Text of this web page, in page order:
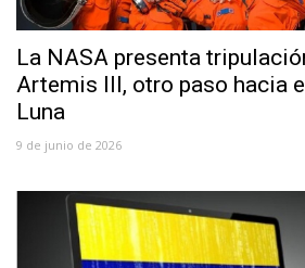
La NASA presenta
Artemis III, otro paso hacia
Luna
9 de junio de 2026